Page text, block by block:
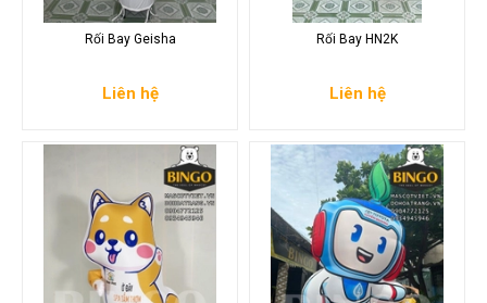
Rối Bay Geisha
Liên hệ
Rối Bay HN2K
Liên hệ